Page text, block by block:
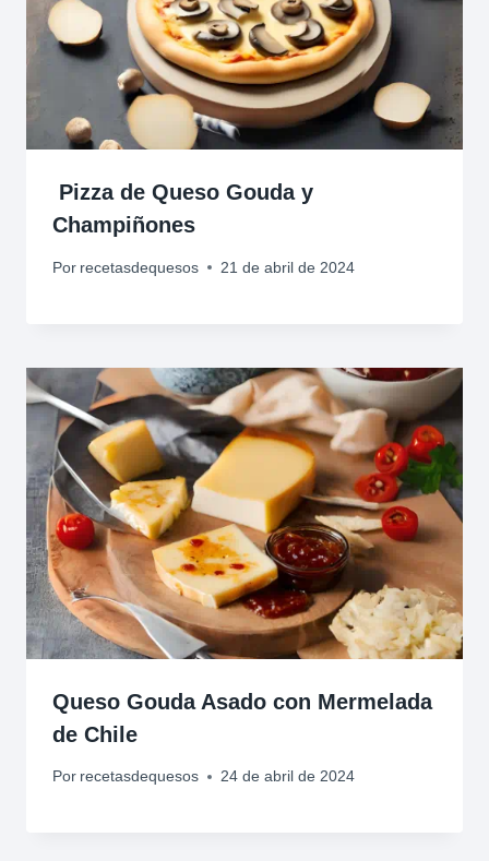
Pizza de Queso Gouda y
Champiñones
Por recetasdequesos 21 de abril de 2024
Queso Gouda Asado con Mermelada
de Chile
Por recetasdequesos 24 de abril de 2024